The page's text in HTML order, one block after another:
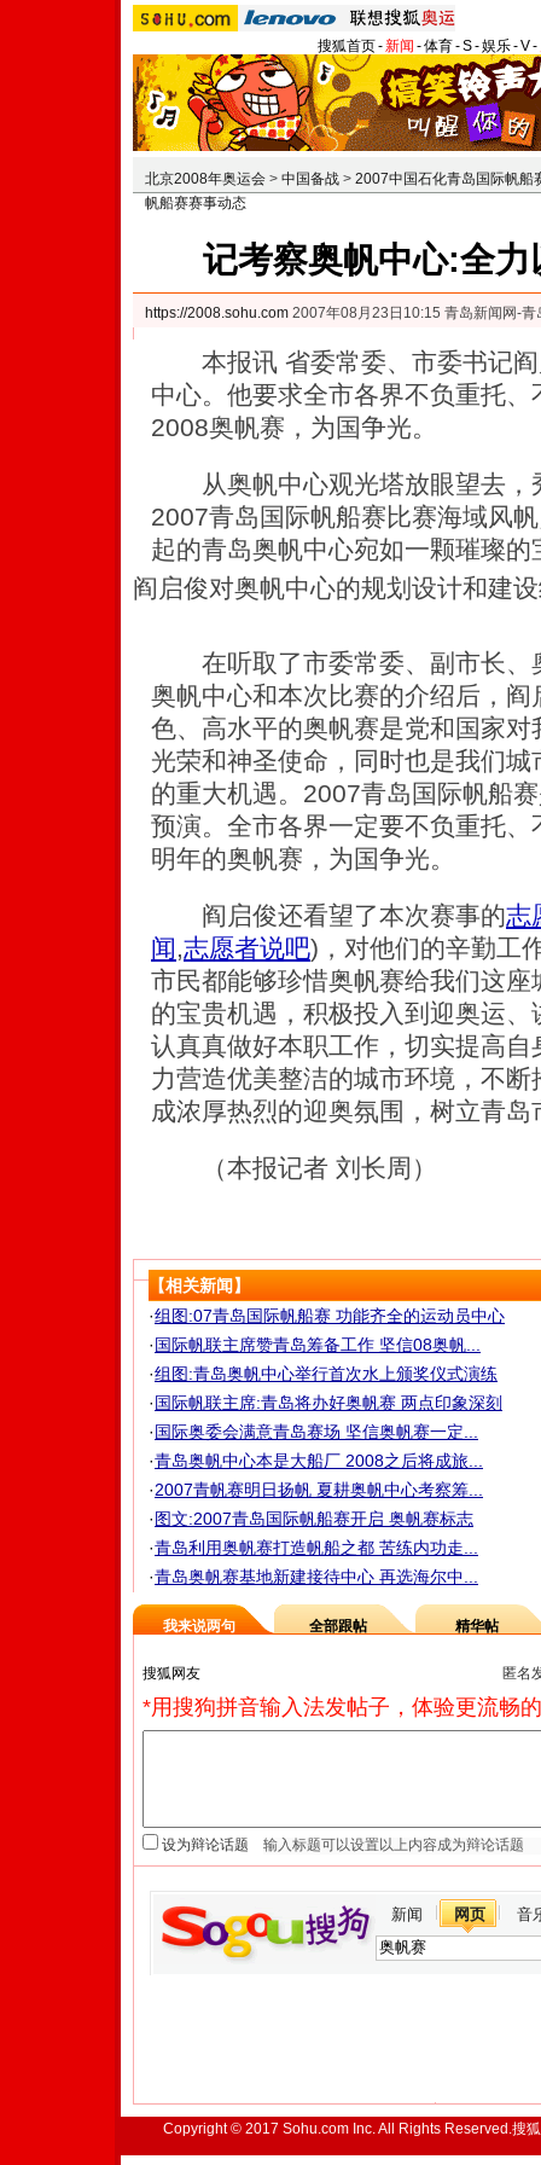
搜狐首页-新闻 -体育-S-娱乐-V-
北京2008年奥运会 > 中国备战 > 2007中国石化青岛国际帆船
帆船赛赛事动态
记考察奥帆中心:全
https://2008.sohu.com 2007年08月23日10:15 青岛新闻网-青
本报讯 省委常委、市委书记阎
中心。他要求全市各界不负重托
2008奥帆赛，为国争光。
从奥帆中心观光塔放眼望去，
2007青岛国际帆船赛比赛海域风
起的青岛奥帆中心宛如一颗璀璨
阎启俊对奥帆中心的规划设计和建
在听取了市委常委、副市长、
奥帆中心和本次比赛的介绍后，
色、高水平的奥帆赛是党和国家
光荣和神圣使命，同时也是我们
的重大机遇。2007青岛国际帆船
预演。全市各界一定要不负重托
明年的奥帆赛，为国争光。
阎启俊还看望了本次赛事的志
闻,志愿者说吧) ，对他们的辛勤工
市民都能够珍惜奥帆赛给我们这
的宝贵机遇，积极投入到迎奥运
认真真做好本职工作，切实提高
力营造优美整洁的城市环境，不
成浓厚热烈的迎奥氛围，树立青
（本报记者 刘长周）
【相关新闻】
·组图:07青岛国际帆船赛 功能齐全的运动员中心
·国际帆联主席赞青岛筹备工作 坚信08奥帆...
·组图:青岛奥帆中心举行首次水上颁奖仪式演练
·国际帆联主席:青岛将办好奥帆赛 两点印象深刻
·国际奥委会满意青岛赛场 坚信奥帆赛一定...
·青岛奥帆中心本是大船厂 2008之后将成旅...
·2007青帆赛明日扬帆 夏耕奥帆中心考察筹...
·图文:2007青岛国际帆船赛开启 奥帆赛标志
·青岛利用奥帆赛打造帆船之都 苦练内功走...
·青岛奥帆赛基地新建接待中心 再选海尔中...
我来说两句 全部跟帖 精华帖
匿名
*用搜狗拼音输入法发帖子，体验更流畅
设为辩论话题
新闻 网页 音
Copyright © 2017 Sohu.com Inc. All Rights Reserved.搜